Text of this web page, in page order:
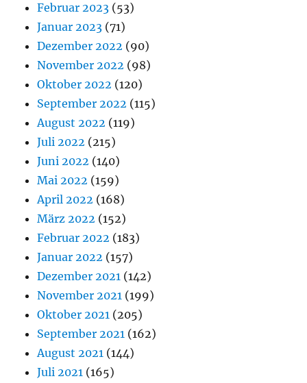
Februar 2023 (53)
Januar 2023 (71)
Dezember 2022 (90)
November 2022 (98)
Oktober 2022 (120)
September 2022 (115)
August 2022 (119)
Juli 2022 (215)
Juni 2022 (140)
Mai 2022 (159)
April 2022 (168)
März 2022 (152)
Februar 2022 (183)
Januar 2022 (157)
Dezember 2021 (142)
November 2021 (199)
Oktober 2021 (205)
September 2021 (162)
August 2021 (144)
Juli 2021 (165)